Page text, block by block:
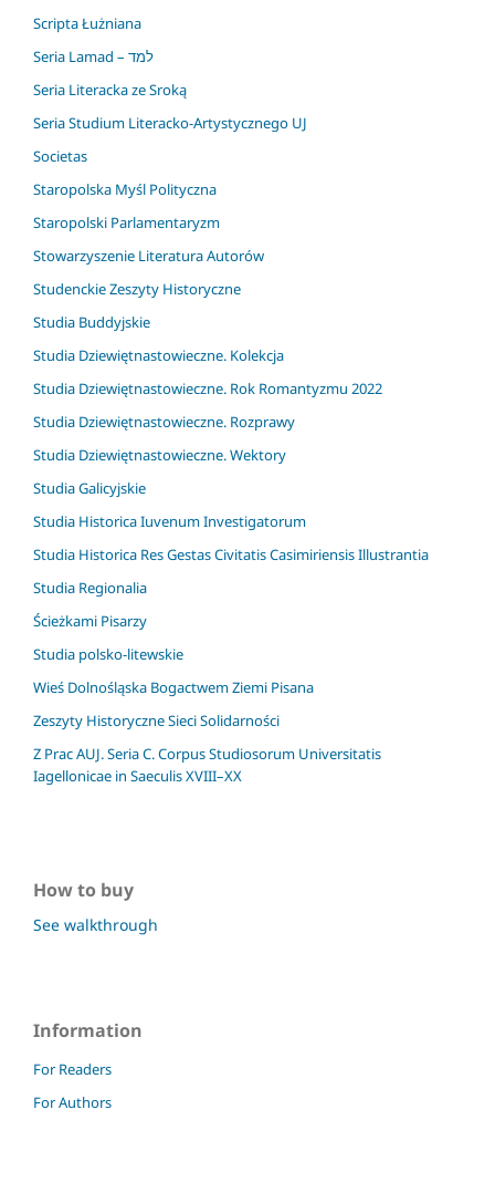
Scripta Łużniana
Seria Lamad – למד
Seria Literacka ze Sroką
Seria Studium Literacko-Artystycznego UJ
Societas
Staropolska Myśl Polityczna
Staropolski Parlamentaryzm
Stowarzyszenie Literatura Autorów
Studenckie Zeszyty Historyczne
Studia Buddyjskie
Studia Dziewiętnastowieczne. Kolekcja
Studia Dziewiętnastowieczne. Rok Romantyzmu 2022
Studia Dziewiętnastowieczne. Rozprawy
Studia Dziewiętnastowieczne. Wektory
Studia Galicyjskie
Studia Historica Iuvenum Investigatorum
Studia Historica Res Gestas Civitatis Casimiriensis Illustrantia
Studia Regionalia
Ścieżkami Pisarzy
Studia polsko-litewskie
Wieś Dolnośląska Bogactwem Ziemi Pisana
Zeszyty Historyczne Sieci Solidarności
Z Prac AUJ. Seria C. Corpus Studiosorum Universitatis
Iagellonicae in Saeculis XVIII–XX
How to buy
See walkthrough
Information
For Readers
For Authors